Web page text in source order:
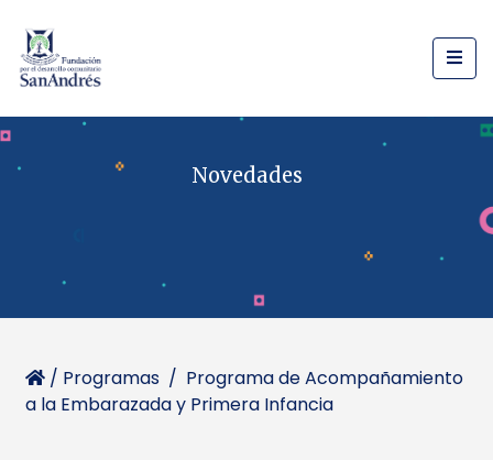
Novedades
/ Programas / Programa de Acompañamiento
a la Embarazada y Primera Infancia